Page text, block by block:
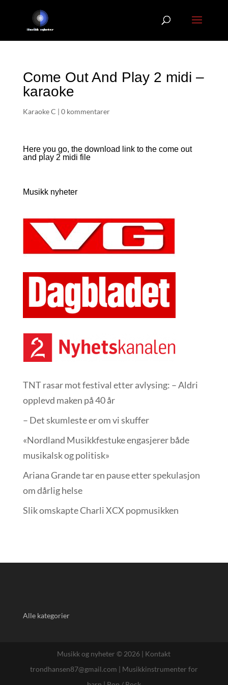
Come Out And Play 2 midi –
karaoke
Karaoke C | 0 kommentarer
Here you go, the download link to the come out
and play 2 midi file
Musikk nyheter
TNT rasar mot festival etter avlysing: – Aldri
opplevd maken på 40 år
– Det skumleste er om vi skuffer
«Nordland Musikkfest­uke engasjerer både
musikalsk og politisk»
Ariana Grande tar en pause etter spekulasjon
om dårlig helse
Slik omskapte Charli XCX popmusikken
Alle kategorier
Musikk og nyheter © 2026 | Kontakt
trondhansen87@gmail.com | Musikkinstrumenter for